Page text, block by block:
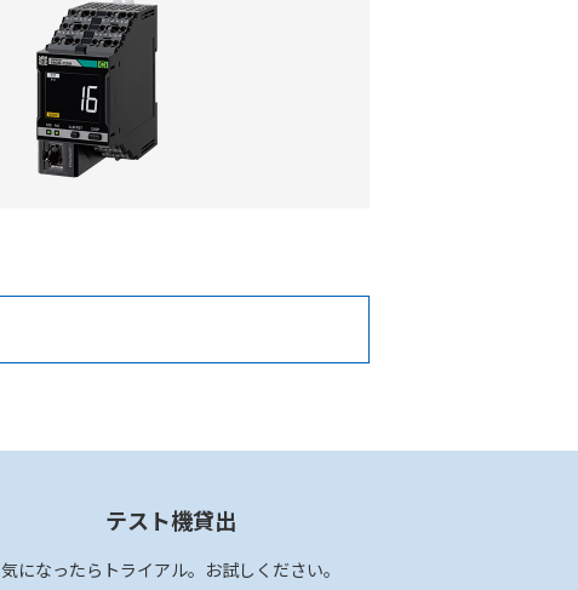
テスト機貸出
気になったらトライアル。お試しください。